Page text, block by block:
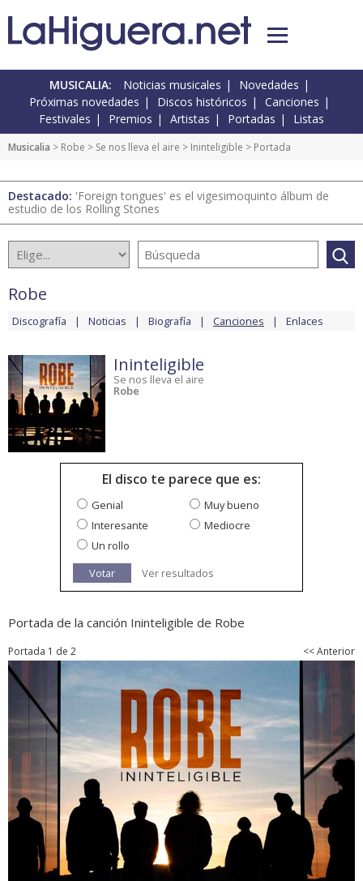
MUSICALIA: Noticias musicales
Novedades
Próximas novedades
Discos históricos
Canciones
Festivales
Premios Artistas Portadas Listas
Musicalia > Robe > Se nos lleva el aire > Ininteligible > Portada
Destacado: 'Foreign tongues' es el vigesimoquinto álbum de
estudio de los Rolling Stones
Robe
Discografía Noticias Biografía Canciones Enlaces
Ininteligible
Se nos lleva el aire
Robe
El disco te parece que es:
Genial
Muy bueno
Interesante
Mediocre
Un rollo
Votar
Ver resultados
Portada de la canción Ininteligible de Robe
Portada 1 de 2 << Anterior